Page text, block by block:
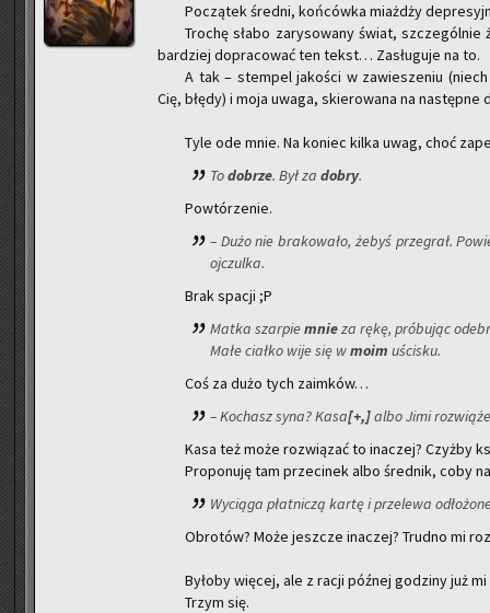
Po­czą­tek śred­ni, koń­ców­ka miaż­dży
Tro­chę słabo za­ry­so­wa­ny świat,
bar­dziej do­pra­co­wać ten tekst… Za­słu­gu­je na to.
A tak – stem­pel ja­ko­ści w za­wie­sze­niu
Cię, błędy) i moja uwaga, skie­ro­wa­na na
Tyle ode mnie. Na ko­niec kilka uwag, choć
Todo­brze. Był za dobry.
Po­wtó­rze­nie.
– Dużo nie bra­ko­wa­ło, żebyś prze­grał.
oj­czul­ka.
Brak spa­cji ;P
Matka szar­piemnieza rękę, pró­bu­jąc
Małe ciał­ko wije się wmoim uści­sku.
Coś za dużo tych za­im­ków…
– Ko­chasz syna? Kasa[+,]albo Jimi
Kasa też może roz­wią­zać to ina­czej? Czyż­by
Pro­po­nu­ję tam prze­ci­nek albo śred­nik, coby
Wy­cią­ga płat­ni­czą kartę i prze­le­wa
Ob­ro­tów? Może jesz­cze ina­czej? Trud­no mi
By­ło­by wię­cej, ale z racji póź­nej go­dzi­ny już
Trzym się.